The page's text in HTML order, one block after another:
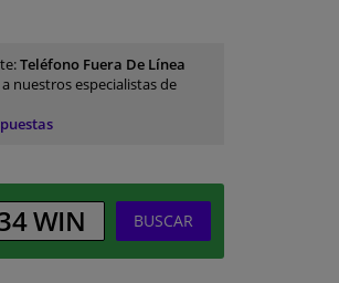
Teléfono Fuera De Línea
nuestros especialistas de
BUSCAR